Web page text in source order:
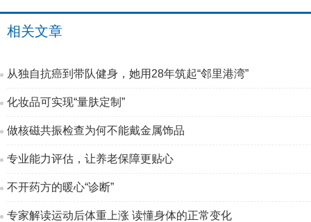
相关文章
从独自抗癌到带队健身，她用28年筑起“邻里港湾”
化妆品可实现“量肤定制”
做核磁共振检查为何不能戴金属饰品
专业能力评估，让养老保障更贴心
不开药方的暖心“诊断”
专家解读运动后体重上涨 读懂身体的正常变化